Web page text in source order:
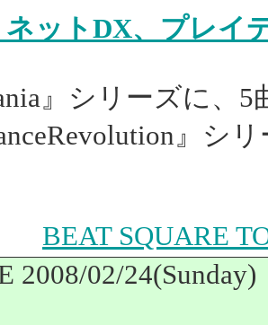
ネットDX、プレイ
』シリーズに、5
』シ
BEAT SQUARE
2008/02/24(Sunday)